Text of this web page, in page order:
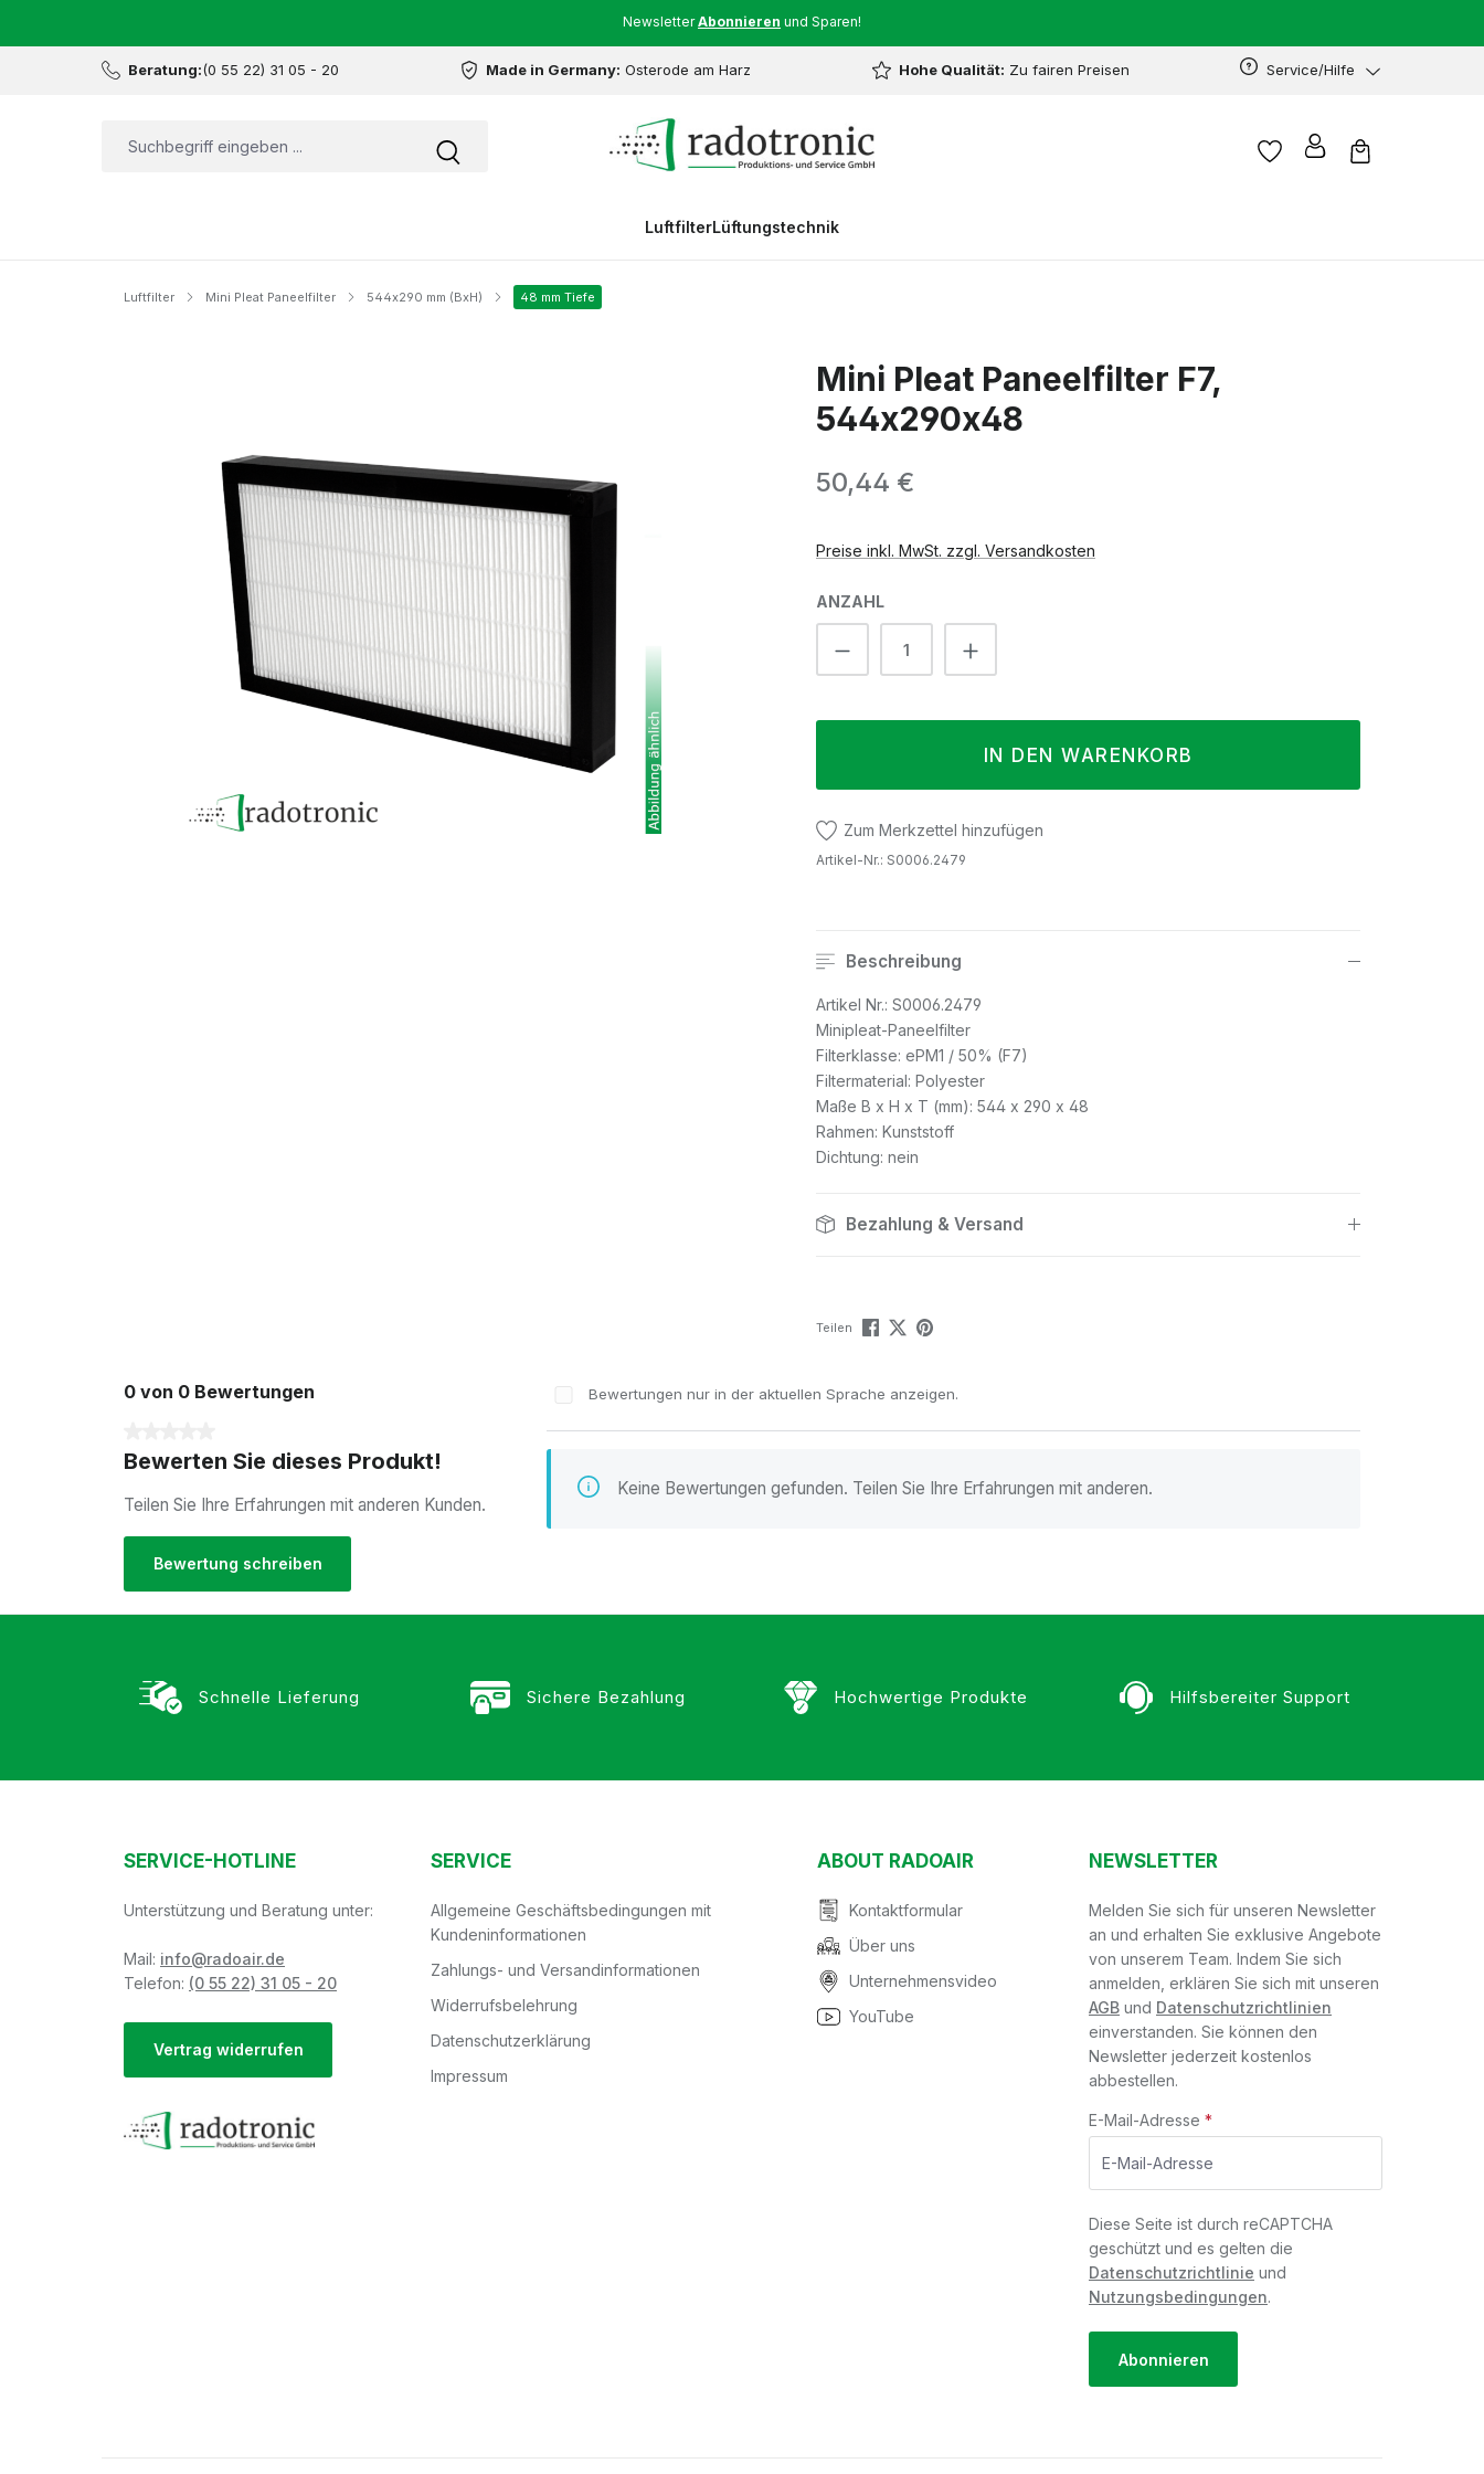
NewsletterAbonnieren und Sparen!
Beratung:(0 55 22) 31 05 - 20 Made in Germany: Osterode am Harz Hohe Qualität: Zu fairen Preisen Service/Hilfe
LuftfilterLüftungstechnik
Luftfilter Mini Pleat Paneelfilter 544x290 mm (BxH) 48 mm Tiefe
Mini Pleat Paneelfilter F7,
544x290x48
Regulärer Preis:
50,44 €
Preise inkl. MwSt. zzgl. Versandkosten
ANZAHL
Produkt Anzahl: Gib den gewünschten Wert ein
IN DEN WARENKORB
Zum Merkzettel hinzufügen
Artikel-Nr.: S0006.2479
Beschreibung
Artikel Nr.: S0006.2479
Minipleat-Paneelfilter
Filterklasse: ePM1 / 50% (F7)
Filtermaterial: Polyester
Maße B x H x T (mm): 544 x 290 x 48
Rahmen: Kunststoff
Dichtung: nein
Bezahlung & Versand
Teilen
0 von 0 Bewertungen
Bewerten Sie dieses Produkt!
Teilen Sie Ihre Erfahrungen mit anderen Kunden.
Bewertung schreiben
Bewertungen nur in der aktuellen Sprache anzeigen.
Keine Bewertungen gefunden. Teilen Sie Ihre Erfahrungen mit anderen.
Schnelle Lieferung Sichere Bezahlung Hochwertige Produkte Hilfsbereiter Support
SERVICE-HOTLINE
Unterstützung und Beratung unter:
Mail: info@radoair.de
Telefon: (0 55 22) 31 05 - 20
Vertrag widerrufen
SERVICE
Allgemeine Geschäftsbedingungen mit
Kundeninformationen
Zahlungs- und Versandinformationen
Widerrufsbelehrung
Datenschutzerklärung
Impressum
ABOUT RADOAIR
Kontaktformular
Über uns
Unternehmensvideo
YouTube
NEWSLETTER
Melden Sie sich für unseren Newsletter
an und erhalten Sie exklusive Angebote
von unserem Team. Indem Sie sich
anmelden, erklären Sie sich mit unseren
AGB und Datenschutzrichtlinien
einverstanden. Sie können den
Newsletter jederzeit kostenlos
abbestellen.
E-Mail-Adresse *
Diese Seite ist durch reCAPTCHA
geschützt und es gelten die
Datenschutzrichtlinie und
Nutzungsbedingungen.
Abonnieren